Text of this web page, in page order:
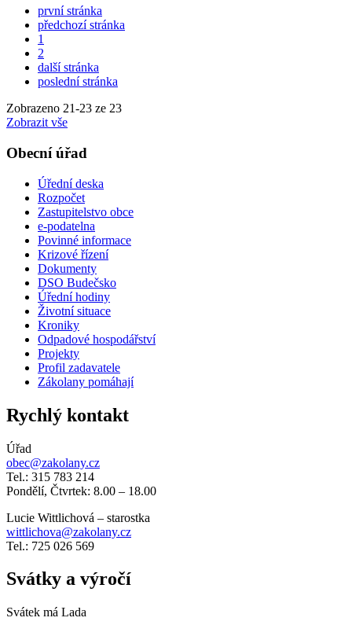
první stránka
předchozí stránka
1
2
další stránka
poslední stránka
Zobrazeno 21-23 ze 23
Zobrazit vše
Obecní úřad
Úřední deska
Rozpočet
Zastupitelstvo obce
e-podatelna
Povinné informace
Krizové řízení
Dokumenty
DSO Budečsko
Úřední hodiny
Životní situace
Kroniky
Odpadové hospodářství
Projekty
Profil zadavatele
Zákolany pomáhají
Rychlý kontakt
Úřad
obec@zakolany.cz
Tel.: 315 783 214
Pondělí, Čtvrtek: 8.00 – 18.00
Lucie Wittlichová – starostka
wittlichova@zakolany.cz
Tel.: 725 026 569
Svátky a výročí
Svátek má Lada